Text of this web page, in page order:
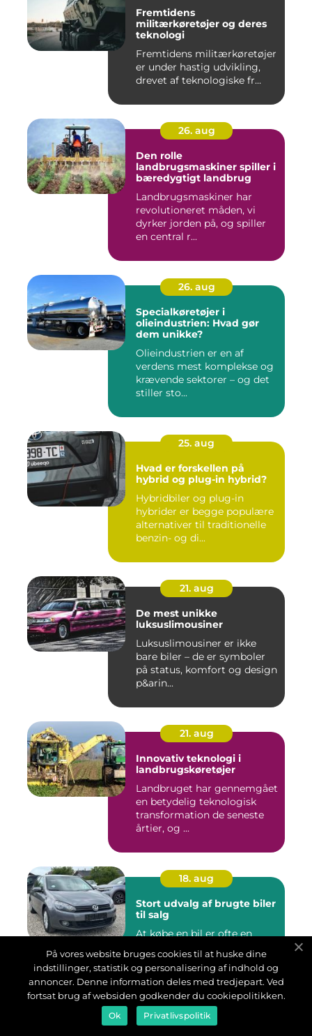
Fremtidens
militærkøretøjer og deres
teknologi
Fremtidens militærkøretøjer
er under hastig udvikling,
drevet af teknologiske fr...
26. aug
Den rolle
landbrugsmaskiner spiller i
bæredygtigt landbrug
Landbrugsmaskiner har
revolutioneret måden, vi
dyrker jorden på, og spiller
en central r...
26. aug
Specialkøretøjer i
olieindustrien: Hvad gør
dem unikke?
Olieindustrien er en af
verdens mest komplekse og
krævende sektorer – og det
stiller sto...
25. aug
Hvad er forskellen på
hybrid og plug-in hybrid?
Hybridbiler og plug-in
hybrider er begge populære
alternativer til traditionelle
benzin- og di...
21. aug
De mest unikke
luksuslimousiner
Luksuslimousiner er ikke
bare biler – de er symboler
på status, komfort og design
p&arin...
21. aug
Innovativ teknologi i
landbrugskøretøjer
Landbruget har gennemgået
en betydelig teknologisk
transformation de seneste
årtier, og ...
18. aug
Stort udvalg af brugte biler
til salg
At købe en bil er ofte en
mange er en brugt bil et
godt valg. Ik...
04. aug
På vores website bruges cookies til at huske dine
indstillinger, statistik og personalisering af indhold og
annoncer. Denne information deles med tredjepart. Ved
fortsat brug af websiden godkender du cookiepolitikken.
Ok Privatlivspolitik